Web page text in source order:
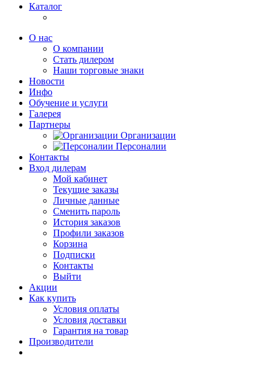
Каталог
О нас
О компании
Стать дилером
Наши торговые знаки
Новости
Инфо
Обучение и услуги
Галерея
Партнеры
Организации
Персоналии
Контакты
Вход дилерам
Мой кабинет
Текущие заказы
Личные данные
Сменить пароль
История заказов
Профили заказов
Корзина
Подписки
Контакты
Выйти
Акции
Как купить
Условия оплаты
Условия доставки
Гарантия на товар
Производители